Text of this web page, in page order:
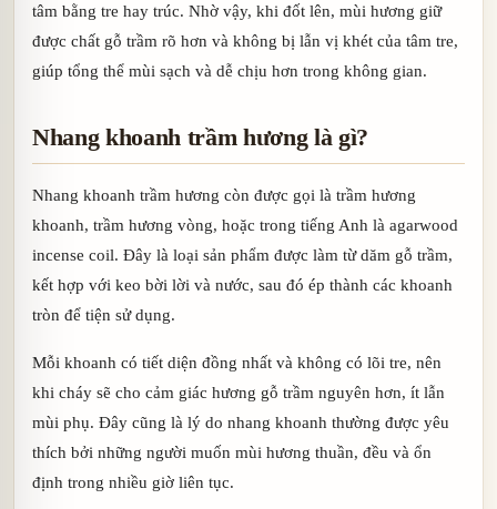
tâm bằng tre hay trúc. Nhờ vậy, khi đốt lên, mùi hương giữ
được chất gỗ trầm rõ hơn và không bị lẫn vị khét của tâm tre,
giúp tổng thể mùi sạch và dễ chịu hơn trong không gian.
Nhang khoanh trầm hương là gì?
Nhang khoanh trầm hương còn được gọi là trầm hương
khoanh, trầm hương vòng, hoặc trong tiếng Anh là agarwood
incense coil. Đây là loại sản phẩm được làm từ dăm gỗ trầm,
kết hợp với keo bời lời và nước, sau đó ép thành các khoanh
tròn để tiện sử dụng.
Mỗi khoanh có tiết diện đồng nhất và không có lõi tre, nên
khi cháy sẽ cho cảm giác hương gỗ trầm nguyên hơn, ít lẫn
mùi phụ. Đây cũng là lý do nhang khoanh thường được yêu
thích bởi những người muốn mùi hương thuần, đều và ổn
định trong nhiều giờ liên tục.